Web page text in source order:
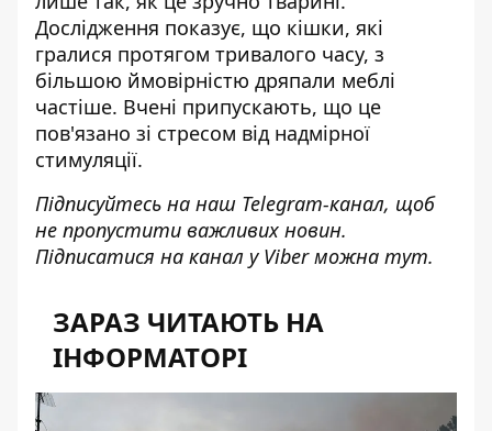
Дослідження показує, що кішки, які
гралися протягом тривалого часу, з
більшою ймовірністю дряпали меблі
частіше. Вчені припускають, що це
пов'язано зі стресом від надмірної
стимуляції.
Підписуйтесь на наш Telegram-канал, щоб
не пропустити важливих новин.
Підписатися на канал у Viber можна тут.
ЗАРАЗ ЧИТАЮТЬ НА
ІНФОРМАТОРІ